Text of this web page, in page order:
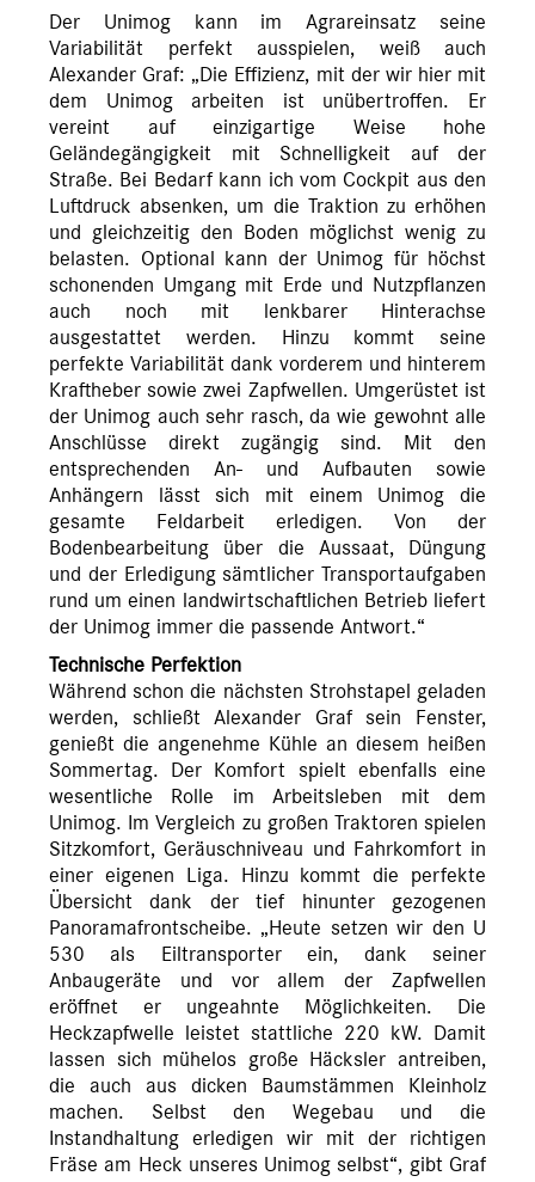
Der Unimog kann im Agrareinsatz seine
Variabilität perfekt ausspielen, weiß auch
Alexander Graf: „Die Effizienz, mit der wir hier mit
dem Unimog arbeiten ist unübertroffen. Er
vereint auf einzigartige Weise hohe
Geländegängigkeit mit Schnelligkeit auf der
Straße. Bei Bedarf kann ich vom Cockpit aus den
Luftdruck absenken, um die Traktion zu erhöhen
und gleichzeitig den Boden möglichst wenig zu
belasten. Optional kann der Unimog für höchst
schonenden Umgang mit Erde und Nutzpflanzen
auch noch mit lenkbarer Hinterachse
ausgestattet werden. Hinzu kommt seine
perfekte Variabilität dank vorderem und hinterem
Kraftheber sowie zwei Zapfwellen. Umgerüstet ist
der Unimog auch sehr rasch, da wie gewohnt alle
Anschlüsse direkt zugängig sind. Mit den
entsprechenden An- und Aufbauten sowie
Anhängern lässt sich mit einem Unimog die
gesamte Feldarbeit erledigen. Von der
Bodenbearbeitung über die Aussaat, Düngung
und der Erledigung sämtlicher Transportaufgaben
rund um einen landwirtschaftlichen Betrieb liefert
der Unimog immer die passende Antwort.“
Technische Perfektion
Während schon die nächsten Strohstapel geladen
werden, schließt Alexander Graf sein Fenster,
genießt die angenehme Kühle an diesem heißen
Sommertag. Der Komfort spielt ebenfalls eine
wesentliche Rolle im Arbeitsleben mit dem
Unimog. Im Vergleich zu großen Traktoren spielen
Sitzkomfort, Geräuschniveau und Fahrkomfort in
einer eigenen Liga. Hinzu kommt die perfekte
Übersicht dank der tief hinunter gezogenen
Panoramafrontscheibe. „Heute setzen wir den U
530 als Eiltransporter ein, dank seiner
Anbaugeräte und vor allem der Zapfwellen
eröffnet er ungeahnte Möglichkeiten. Die
Heckzapfwelle leistet stattliche 220 kW. Damit
lassen sich mühelos große Häcksler antreiben,
die auch aus dicken Baumstämmen Kleinholz
machen. Selbst den Wegebau und die
Instandhaltung erledigen wir mit der richtigen
Fräse am Heck unseres Unimog selbst“, gibt Graf